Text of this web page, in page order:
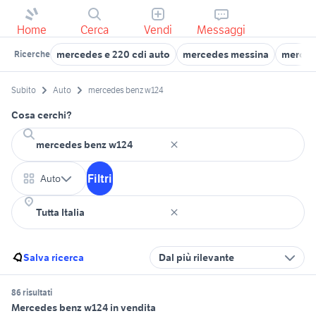
Home Cerca Vendi Messaggi
Ricerche mercedes e 220 cdi auto mercedes messina
Subito Auto mercedes benz w124
Cosa cerchi?
Auto Filtri
Salva ricerca Dal più rilevante
86 risultati
Mercedes benz w124 in vendita